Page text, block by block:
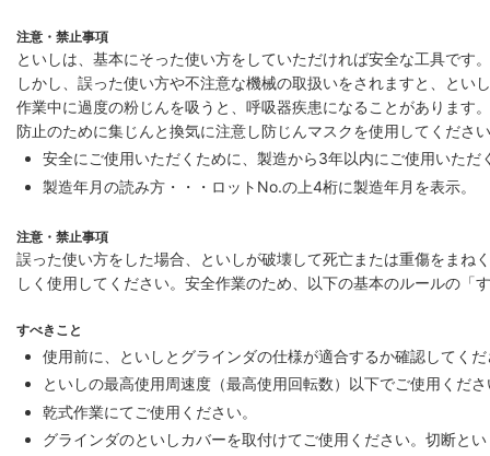
注意・禁止事項
といしは、基本にそった使い方をしていただければ安全な工具です。
しかし、誤った使い方や不注意な機械の取扱いをされますと、とい
作業中に過度の粉じんを吸うと、呼吸器疾患になることがあります。
防止のために集じんと換気に注意し防じんマスクを使用してくださ
安全にご使用いただくために、製造から3年以内にご使用いただ
製造年月の読み方・・・ロットNo.の上4桁に製造年月を表示。
注意・禁止事項
誤った使い方をした場合、といしが破壊して死亡または重傷をまね
しく使用してください。安全作業のため、以下の基本のルールの
すべきこと
使用前に、といしとグラインダの仕様が適合するか確認してく
といしの最高使用周速度（最高使用回転数）以下でご使用くだ
乾式作業にてご使用ください。
グラインダのといしカバーを取付けてご使用ください。切断と